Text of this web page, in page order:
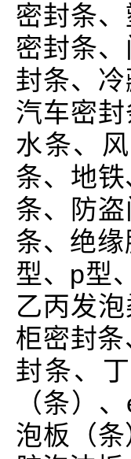
密封条
密封条
封条、
汽车密
水条、
条、地
条、防
条、绝
型、p型
乙丙发
柜密封
封条、
（条）
泡板（